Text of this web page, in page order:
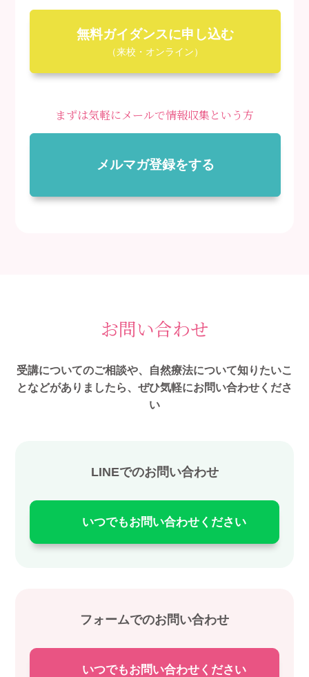
無料ガイダンスに申し込む
（来校・オンライン）
まずは気軽にメールで情報収集という方
メルマガ登録をする
お問い合わせ
受講についてのご相談や、自然療法について知りたいこ
となどがありましたら、ぜひ気軽にお問い合わせくださ
い
LINEでのお問い合わせ
いつでもお問い合わせください
フォームでのお問い合わせ
いつでもお問い合わせください